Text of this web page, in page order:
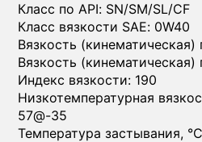
Класс по API: SN/SM/SL/CF
Класс вязкости SAE: 0W40
Вязкость (кинематическая)
Вязкость
Индекс вязкости: 190
Низкотемпературная
57@-35
Температура застывания,